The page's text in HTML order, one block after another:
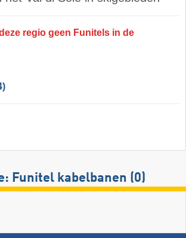
regio geen Funitels in de
Funitel kabelbanen (0)